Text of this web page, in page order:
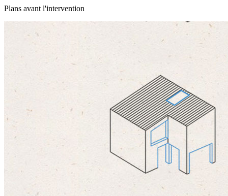
Plans avant l'intervention